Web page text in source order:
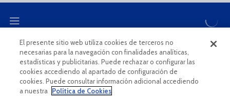
CANAL ÉTICO
El presente sitio web utiliza cookies de terceros no
necesarias para la navegación con finalidades analíticas,
estadísticas y publicitarias. Puede rechazar o configurar las
cookies accediendo al apartado de configuración de
cookies. Puede consultar información adicional accediendo
a nuestra
Política de Cookies